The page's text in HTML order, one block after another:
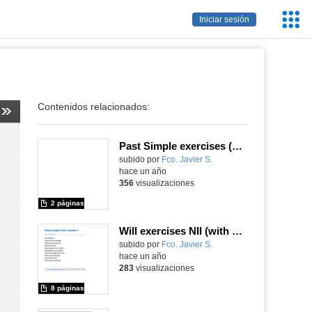
Iniciar sesión
Contenidos relacionados:
Past Simple exercises (with key)
Contenido educativo.
subido por Fco. Javier S.
2 páginas
hace un año
356visualizaciones
Will exercises NII (with key)
Contenido educativo.
subido por Fco. Javier S.
8 páginas
hace un año
283visualizaciones